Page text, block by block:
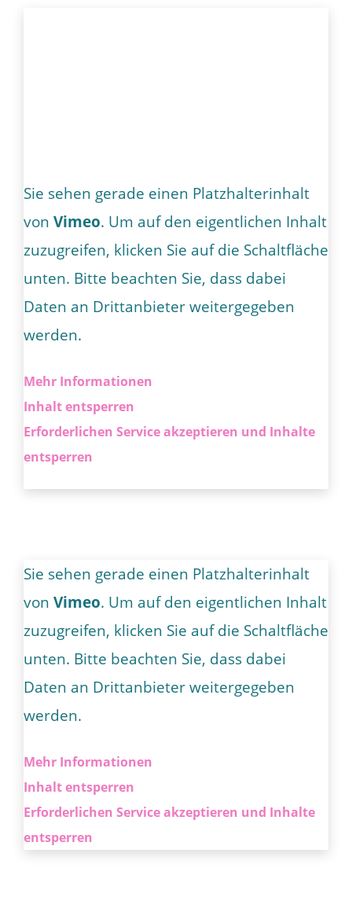
Sie sehen gerade einen Platzhalterinhalt
von Vimeo. Um auf den eigentlichen Inhalt
zuzugreifen, klicken Sie auf die Schaltfläche
unten. Bitte beachten Sie, dass dabei
Daten an Drittanbieter weitergegeben
werden.
Mehr Informationen
Inhalt entsperren
Erforderlichen Service akzeptieren und Inhalte
entsperren
Sie sehen gerade einen Platzhalterinhalt
von Vimeo. Um auf den eigentlichen Inhalt
zuzugreifen, klicken Sie auf die Schaltfläche
unten. Bitte beachten Sie, dass dabei
Daten an Drittanbieter weitergegeben
werden.
Mehr Informationen
Inhalt entsperren
Erforderlichen Service akzeptieren und Inhalte
entsperren